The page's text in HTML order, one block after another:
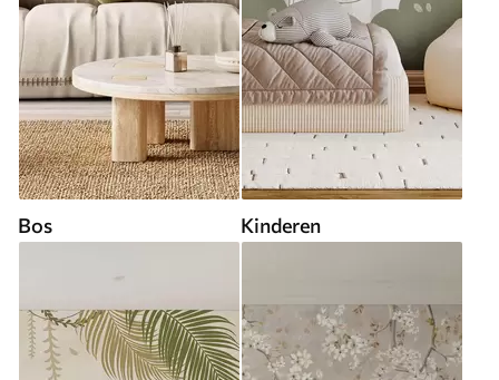
Bos Kinderen